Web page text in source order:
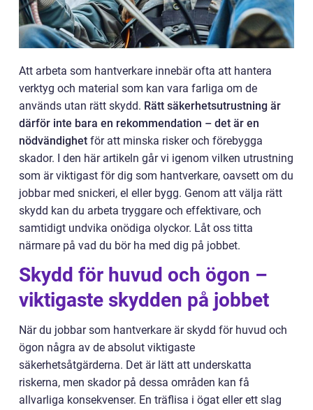
Att arbeta som hantverkare innebär ofta att hantera
verktyg och material som kan vara farliga om de
används utan rätt skydd. Rätt säkerhetsutrustning är
därför inte bara en rekommendation – det är en
nödvändighet för att minska risker och förebygga
skador. I den här artikeln går vi igenom vilken utrustning
som är viktigast för dig som hantverkare, oavsett om du
jobbar med snickeri, el eller bygg. Genom att välja rätt
skydd kan du arbeta tryggare och effektivare, och
samtidigt undvika onödiga olyckor. Låt oss titta
närmare på vad du bör ha med dig på jobbet.
Skydd för huvud och ögon –
viktigaste skydden på jobbet
När du jobbar som hantverkare är skydd för huvud och
ögon några av de absolut viktigaste
säkerhetsåtgärderna. Det är lätt att underskatta
riskerna, men skador på dessa områden kan få
allvarliga konsekvenser. En träflisa i ögat eller ett slag